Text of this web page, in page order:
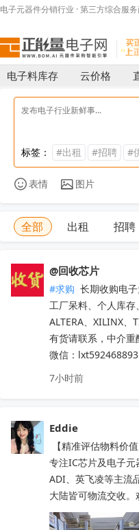
电子元器件分销行业 · 第三方综合服
电子料库存 云价格
标签： #出租 #招聘 #
表情 图片
全部 出租 招聘
@回收芯片
#求购 长期收购电
工厂呆料、个人库
ALTERA、XILINX、
有货请联系，中介重
微信：lxt592468893
7小时前
Eddie
专注IC芯片及电子
ADI、英飞凌等主流
大陆皆可物流交收